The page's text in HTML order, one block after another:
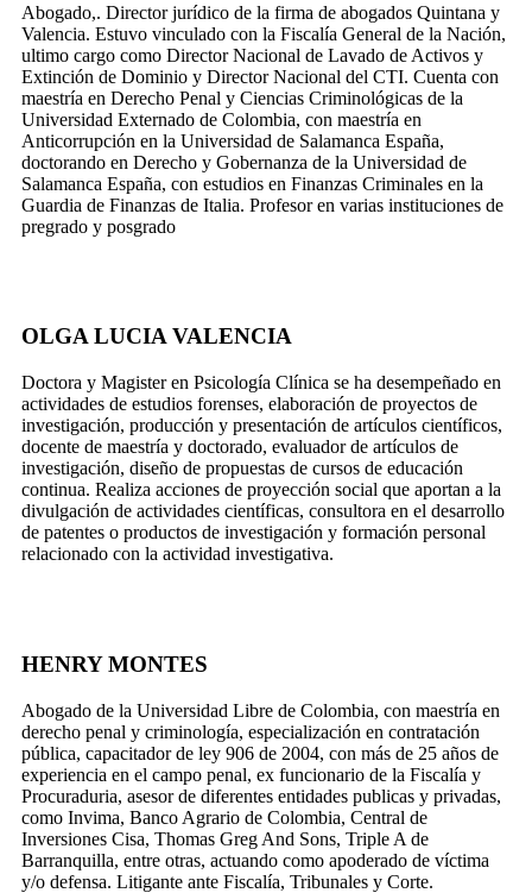
Abogado,. Director jurídico de la firma de abogados Quintana y
Valencia. Estuvo vinculado con la Fiscalía General de la Nación,
ultimo cargo como Director Nacional de Lavado de Activos y
Extinción de Dominio y Director Nacional del CTI. Cuenta con
maestría en Derecho Penal y Ciencias Criminológicas de la
Universidad Externado de Colombia, con maestría en
Anticorrupción en la Universidad de Salamanca España,
doctorando en Derecho y Gobernanza de la Universidad de
Salamanca España, con estudios en Finanzas Criminales en la
Guardia de Finanzas de Italia. Profesor en varias instituciones de
pregrado y posgrado
OLGA LUCIA VALENCIA
Doctora y Magister en Psicología Clínica se ha desempeñado en
actividades de estudios forenses, elaboración de proyectos de
investigación, producción y presentación de artículos científicos,
docente de maestría y doctorado, evaluador de artículos de
investigación, diseño de propuestas de cursos de educación
continua. Realiza acciones de proyección social que aportan a la
divulgación de actividades científicas, consultora en el desarrollo
de patentes o productos de investigación y formación personal
relacionado con la actividad investigativa.
HENRY MONTES
Abogado de la Universidad Libre de Colombia, con maestría en
derecho penal y criminología, especialización en contratación
pública, capacitador de ley 906 de 2004, con más de 25 años de
experiencia en el campo penal, ex funcionario de la Fiscalía y
Procuraduria, asesor de diferentes entidades publicas y privadas,
como Invima, Banco Agrario de Colombia, Central de
Inversiones Cisa, Thomas Greg And Sons, Triple A de
Barranquilla, entre otras, actuando como apoderado de víctima
y/o defensa. Litigante ante Fiscalía, Tribunales y Corte.